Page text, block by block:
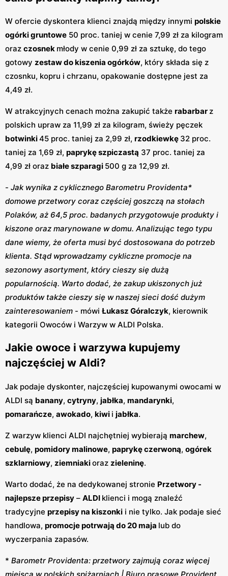
W ofercie dyskontera klienci znajdą między innymi polskie
ogórki gruntowe 50 proc. taniej w cenie 7,99 zł za kilogram
oraz czosnek młody w cenie 0,99 zł za sztukę, do tego
gotowy zestaw do kiszenia ogórków, który składa się z
czosnku, kopru i chrzanu, opakowanie dostępne jest za
4,49 zł.
W atrakcyjnych cenach można zakupić także rabarbarz
polskich upraw za 11,99 zł za kilogram, świeży pęczek
botwinki45 proc. taniej za 2,99 zł, rzodkiewkę 32 proc.
taniej za 1,69 zł, paprykę szpiczastą 37 proc. taniej za
4,99 zł oraz białe szparagi 500 g za 12,99 zł.
- Jak wynika z cyklicznego Barometru Providenta*
domowe przetwory coraz częściej goszczą na stołach
Polaków, aż 64,5 proc. badanych przygotowuje produkty i
kiszone oraz marynowane w domu. Analizując tego typu
dane wiemy, że oferta musi być dostosowana do potrzeb
klienta. Stąd wprowadzamy cykliczne promocje na
sezonowy asortyment, który cieszy się dużą
popularnością. Warto dodać, że zakup ukiszonych już
produktów także cieszy się w naszej sieci dość dużym
zainteresowaniem - mówi Łukasz Góralczyk, kierownik
kategorii Owoców i Warzyw w ALDI Polska.
Jakie owoce i warzywa kupujemy
najczęściej w Aldi?
Jak podaje dyskonter, najczęściej kupowanymi owocami w
ALDI są banany, cytryny, jabłka, mandarynki,
pomarańcze, awokado, kiwi i jabłka.
Z warzyw klienci ALDI najchętniej wybierają marchew,
cebulę, pomidory malinowe, paprykę czerwoną, ogórek
szklarniowy, ziemniakioraz zieleninę.
Warto dodać, że na dedykowanej stronie Przetwory -
najlepsze przepisy – ALDI klienci i mogą znaleźć
tradycyjne przepisy na kiszonki i nie tylko. Jak podaje sieć
handlowa, promocje potrwają do 20 maja lub do
wyczerpania zapasów.
* Barometr Providenta: przetwory zajmują coraz więcej